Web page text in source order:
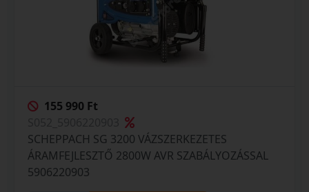
155 990 Ft
SCHEPPACH SG 3200 VÁZSZERKEZETES
ÁRAMFEJLESZTŐ 2800W AVR SZABÁLYOZÁSSAL
5906220903